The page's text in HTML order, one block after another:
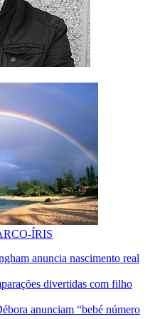
ÍRIS
anuncia nascimento real
divertidas com filho
anunciam “bebé número